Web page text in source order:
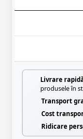
Livrare
produsele în
Transport
Cost
Ridicare